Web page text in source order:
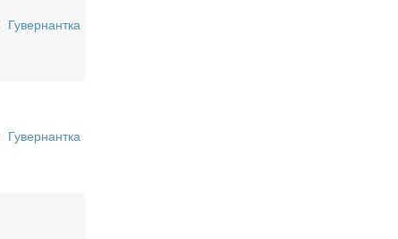
Гувернантка
Гувернантка